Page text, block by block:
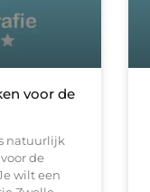
voor de
natuurlijk
de
wilt een